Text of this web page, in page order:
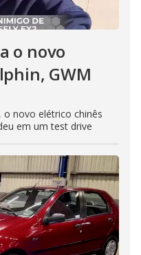
o novo
GWM
o novo elétrico chinês
em um test drive